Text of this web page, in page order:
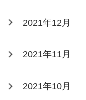
2021年12月
2021年11月
2021年10月